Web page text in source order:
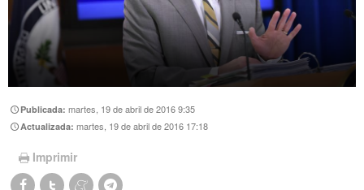
Publicada:martes, 19 de abril de 2016 9:35
Actualizada:martes, 19 de abril de 2016 17:18
Imprimir